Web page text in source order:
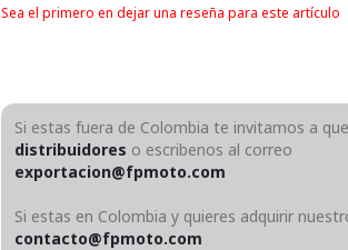
Sea el primero en dejar una reseña para este artículo
Si estas fuera de Colombia te invitamos a
distribuidores o escribenos al correo
exportacion@fpmoto.com
Si estas en Colombia y quieres adquirir
contacto@fpmoto.com